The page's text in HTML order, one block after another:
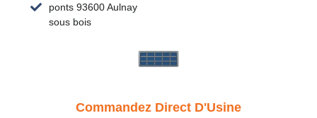
Commandez Direct D'Usine
ponts 93600 Aulnay
sous bois